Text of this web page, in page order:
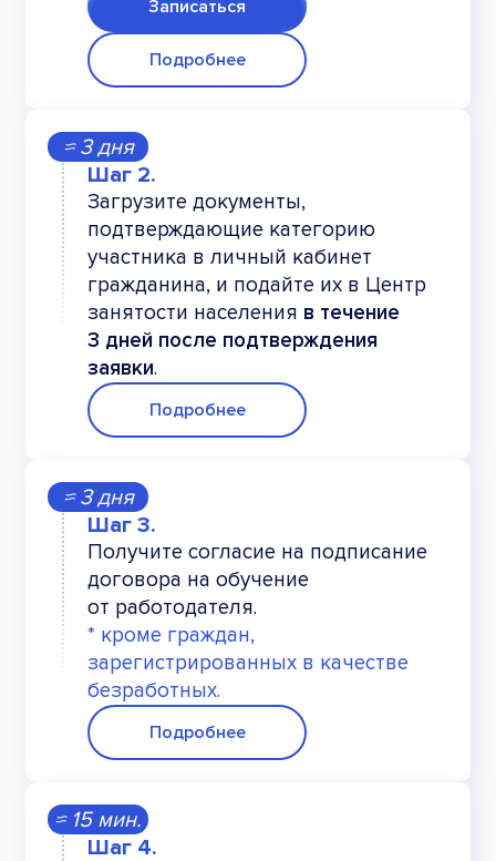
перемещении тяжести. Смена нательного и
постельного белья
Записаться
Подробнее
≈ 3 дня
Загрузите документы,
подтверждающие категорию
участника в личный кабинет
гражданина, и подайте их в Центр
занятости населения в течение
3 дней после подтверждения
заявки.
Подробнее
≈ 3 дня
Получите согласие на подписание
договора на обучение
от работодателя.
* кроме граждан,
зарегистрированных в качестве
безработных.
Подробнее
≈ 15 мин.